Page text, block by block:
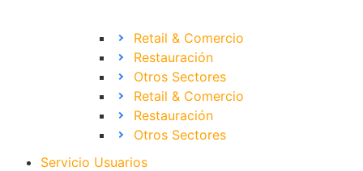
Retail & Comercio
Restauración
Otros Sectores
Retail & Comercio
Restauración
Otros Sectores
Servicio Usuarios